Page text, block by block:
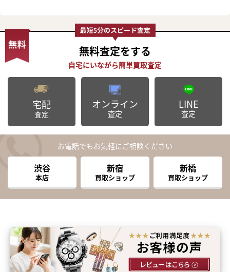
無料査定をする
宅配
査定
オンライン
査定
LINE
査定
お電話でもお気軽にご相談ください
渋谷
本店
新宿
買取ショップ
新橋
買取ショップ